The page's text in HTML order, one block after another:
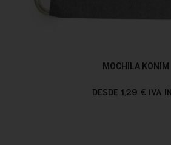
MOCHILA KONIM
DESDE 1,29 € IVA